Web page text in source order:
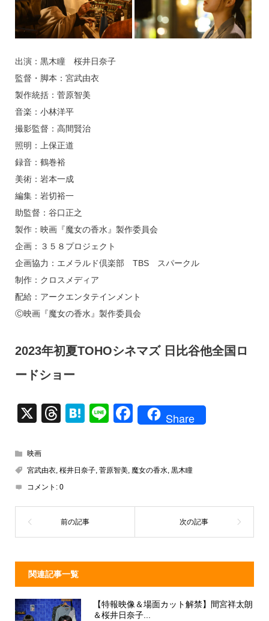
出演：黒木瞳 桜井日奈子
監督・脚本：宮武由衣
製作統括：菅原智美
音楽：小林洋平
撮影監督：高間賢治
照明：上保正道
録音：鶴巻裕
美術：岩本一成
編集：岩切裕一
助監督：谷口正之
製作：映画『魔女の香水』製作委員会
企画：３５８プロジェクト
企画協力：エメラルド倶楽部 TBS スパークル
制作：クロスメディア
配給：アークエンタテインメント
Ⓒ映画『魔女の香水』製作委員会
2023年初夏TOHOシネマズ 日比谷他全国ロ
ードショー
X
T
a
d
s
H
n
Li
F
e
o
Share
映画
宮武由衣, 桜井日奈子, 菅原智美, 魔女の香水, 黒木瞳
コメント: 0
関連記事一覧
【特報映像＆場面カット解禁】間宮祥太朗
＆桜井日奈子...